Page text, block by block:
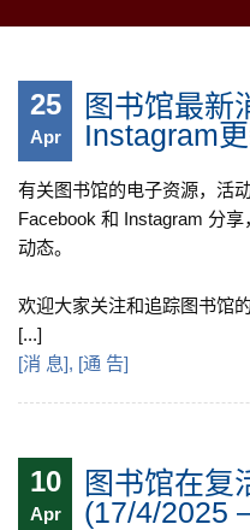
25
Apr
图书馆最新
Instagram
有关图书馆的电子资源，活
Facebook 和 Instagram 分
动态。
欢迎大家关注和追踪图书馆
[...]
[消 息], [通 告]
10
Apr
图书馆在复
(17/4/2025